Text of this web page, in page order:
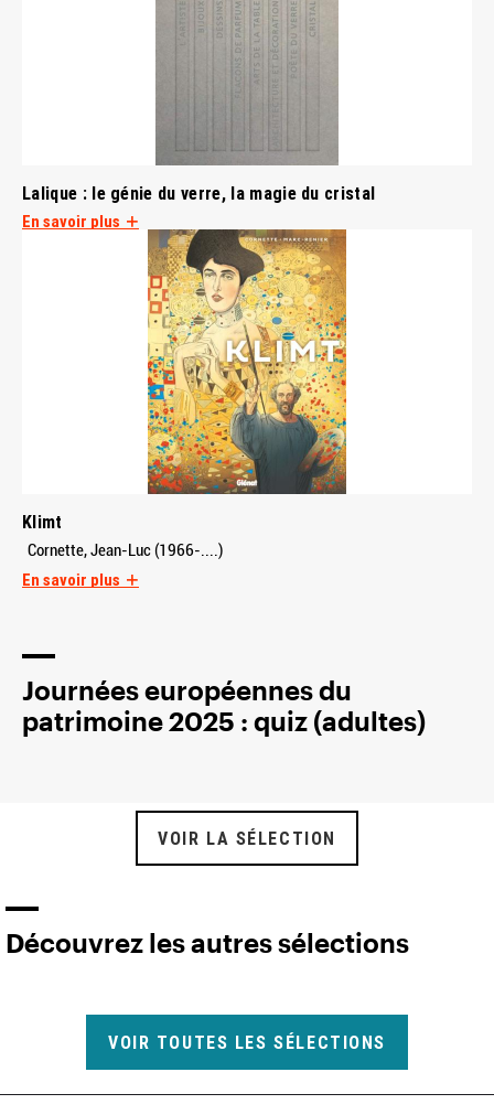
Lalique : le génie du verre, la magie du cristal
En savoir plus
Klimt
Cornette, Jean-Luc (1966-....)
En savoir plus
Journées européennes du
patrimoine 2025 : quiz (adultes)
VOIR LA SÉLECTION
Découvrez les autres sélections
VOIR TOUTES LES SÉLECTIONS